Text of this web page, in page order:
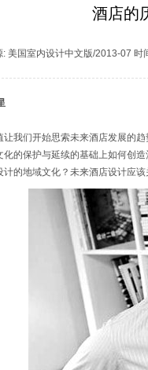
酒店的
: 美国室内设计中文版/2013-07 时
让我们开始思索未来酒店发展的
化的保护与延续的基础上如何创
的地域文化？未来酒店设计应该